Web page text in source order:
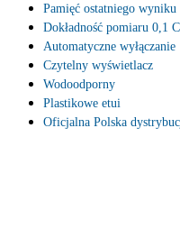
Pamięć ostatniego wyniku
Dokładność pomiaru 0,1 C
Automatyczne wyłączanie
Czytelny wyświetlacz
Wodoodporny
Plastikowe etui
Oficjalna Polska